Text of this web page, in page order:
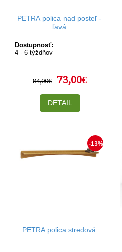
PETRA polica nad posteľ -
ľavá
Dostupnosť:
4 - 6 týždňov
84,00€ 73,00€
DETAIL
-13%
PETRA polica stredová